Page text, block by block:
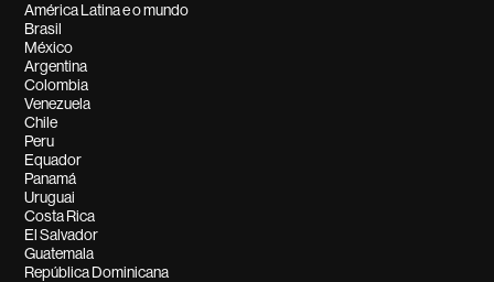
América Latina e o mundo
Brasil
México
Argentina
Colombia
Venezuela
Chile
Peru
Equador
Panamá
Uruguai
Costa Rica
El Salvador
Guatemala
República Dominicana